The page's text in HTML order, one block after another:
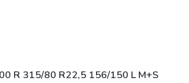
R 315/80 R22,5 156/150 L M+S